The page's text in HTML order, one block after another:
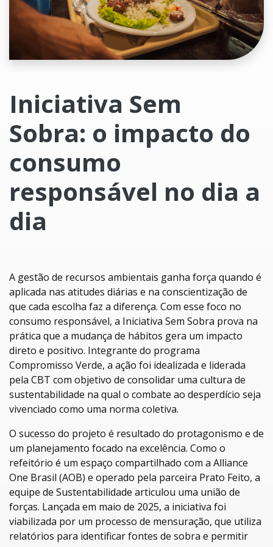
Iniciativa Sem
Sobra: o impacto do
consumo
responsável no dia a
dia
A gestão de recursos ambientais ganha força quando é
aplicada nas atitudes diárias e na conscientização de
que cada escolha faz a diferença. Com esse foco no
consumo responsável, a Iniciativa Sem Sobra prova na
prática que a mudança de hábitos gera um impacto
direto e positivo. Integrante do programa
Compromisso Verde, a ação foi idealizada e liderada
pela CBT com objetivo de consolidar uma cultura de
sustentabilidade na qual o combate ao desperdício seja
vivenciado como uma norma coletiva.
O sucesso do projeto é resultado do protagonismo e de
um planejamento focado na excelência. Como o
refeitório é um espaço compartilhado com a Alliance
One Brasil (AOB) e operado pela parceira Prato Feito, a
equipe de Sustentabilidade articulou uma união de
forças. Lançada em maio de 2025, a iniciativa foi
viabilizada por um processo de mensuração, que utiliza
relatórios para identificar fontes de sobra e permitir